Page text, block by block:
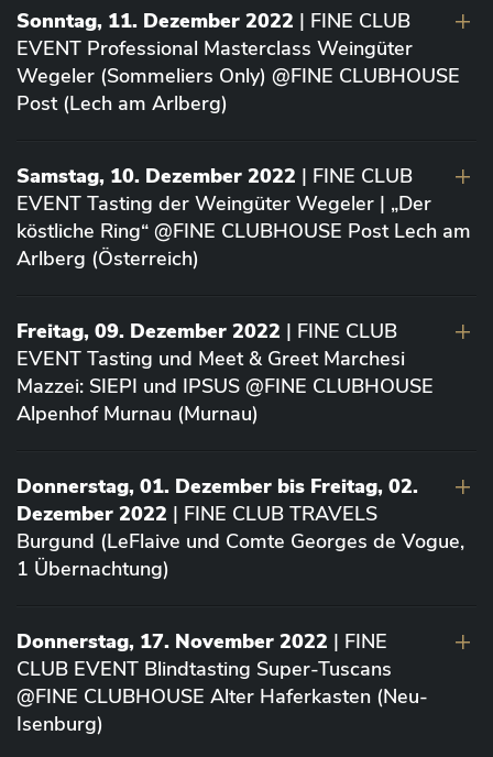
Sonntag, 11. Dezember 2022 | FINE CLUB
EVENT Professional Masterclass Weingüter
Wegeler (Sommeliers Only) @FINE CLUBHOUSE
Post (Lech am Arlberg)
Samstag, 10. Dezember 2022 | FINE CLUB
EVENT Tasting der Weingüter Wegeler | „Der
köstliche Ring“ @FINE CLUBHOUSE Post Lech am
Arlberg (Österreich)
Freitag, 09. Dezember 2022 | FINE CLUB
EVENT Tasting und Meet & Greet Marchesi
Mazzei: SIEPI und IPSUS @FINE CLUBHOUSE
Alpenhof Murnau (Murnau)
Donnerstag, 01. Dezember bis Freitag, 02.
Dezember 2022 | FINE CLUB TRAVELS
Burgund (LeFlaive und Comte Georges de Vogue,
1 Übernachtung)
Donnerstag, 17. November 2022 | FINE
CLUB EVENT Blindtasting Super-Tuscans
@FINE CLUBHOUSE Alter Haferkasten (Neu-
Isenburg)